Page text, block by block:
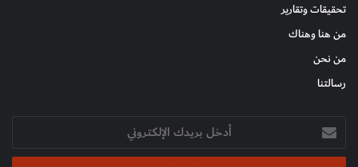
تحقيقات وتقارير
من هنا وهناك
من نحن
رسالتنا
أدخل
بريدك
الإلكتروني